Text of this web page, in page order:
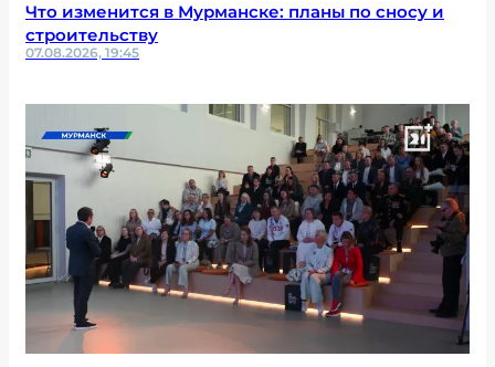
Что изменится в Мурманске: планы по сносу и
строительству
07.08.2026, 19:45